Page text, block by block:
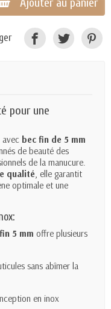
pour une
avec bec fin de 5 mm
de beauté des
de la manucure.
qualité , elle garantit
optimale et une
5 mm offre plusieurs
sans abîmer la
en inox